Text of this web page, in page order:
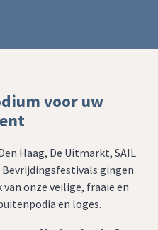
voor uw
Haag, De Uitmarkt, SAIL
gingen
onze veilige, fraaie en
en loges.